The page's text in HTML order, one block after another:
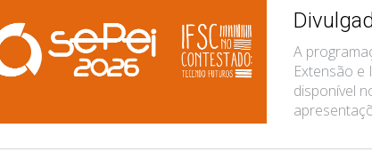
A
Extensão e
disponível